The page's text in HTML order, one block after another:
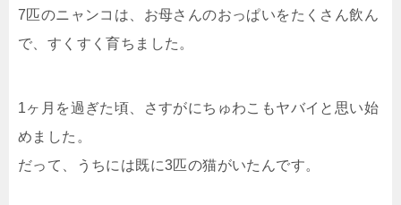
7匹のニャンコは、お母さんのおっぱいをたくさん飲ん
で、すくすく育ちました。
1ヶ月を過ぎた頃、さすがにちゅわこもヤバイと思い始
めました。
だって、うちには既に3匹の猫がいたんです。